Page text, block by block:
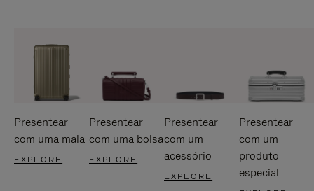
Presentear
com uma mala
EXPLORE
Presentear
com uma bolsa
EXPLORE
Presentear
com um
acessório
EXPLORE
Presentear
com um
produto
especial